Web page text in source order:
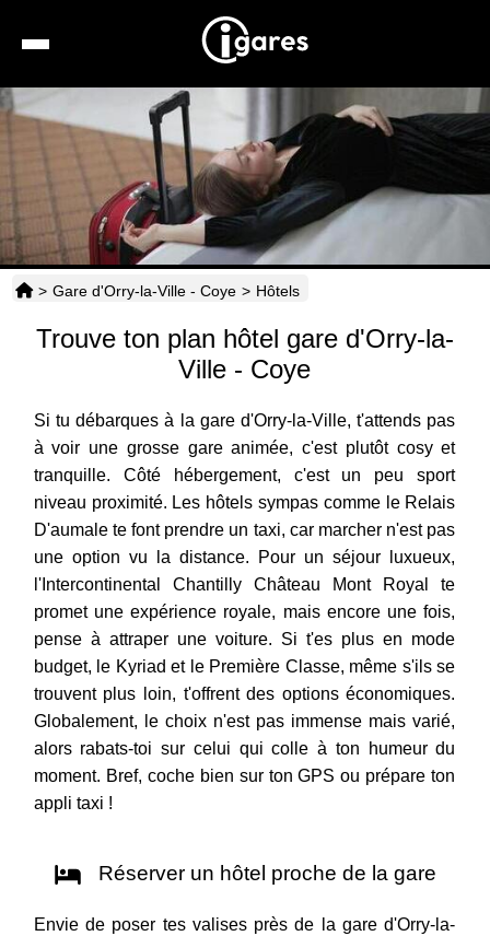
Location de voiture
Hôtels
Taxis
Horaires
> Gare d'Orry-la-Ville - Coye > Hôtels
Trouve ton plan hôtel gare d'Orry-la-
Ville - Coye
Si tu débarques à la gare d'Orry-la-Ville, t'attends pas
à voir une grosse gare animée, c'est plutôt cosy et
tranquille. Côté hébergement, c'est un peu sport
niveau proximité. Les hôtels sympas comme le Relais
D'aumale te font prendre un taxi, car marcher n'est pas
une option vu la distance. Pour un séjour luxueux,
l'Intercontinental Chantilly Château Mont Royal te
promet une expérience royale, mais encore une fois,
pense à attraper une voiture. Si t'es plus en mode
budget, le Kyriad et le Première Classe, même s'ils se
trouvent plus loin, t'offrent des options économiques.
Globalement, le choix n'est pas immense mais varié,
alors rabats-toi sur celui qui colle à ton humeur du
moment. Bref, coche bien sur ton GPS ou prépare ton
appli taxi !
Réserver un hôtel proche de la gare
Envie de poser tes valises près de la gare d'Orry-la-